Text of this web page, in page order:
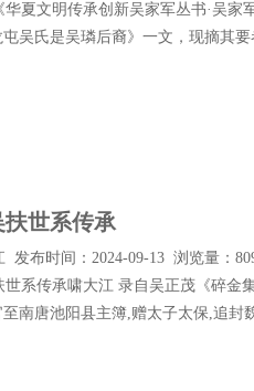
夏文明传承创新吴家军丛书·吴家
吴氏是吴璘后裔》一文，现摘其要
世系传承
布时间：2024-09-13 浏览量：
系传承啸大江 录自吴正茂《碎金
南唐池阳县主簿,赠太子太保,追封